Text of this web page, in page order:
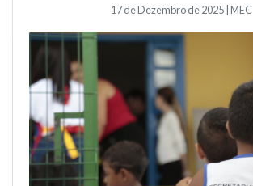
17 de Dezembro de 2025 | MEC